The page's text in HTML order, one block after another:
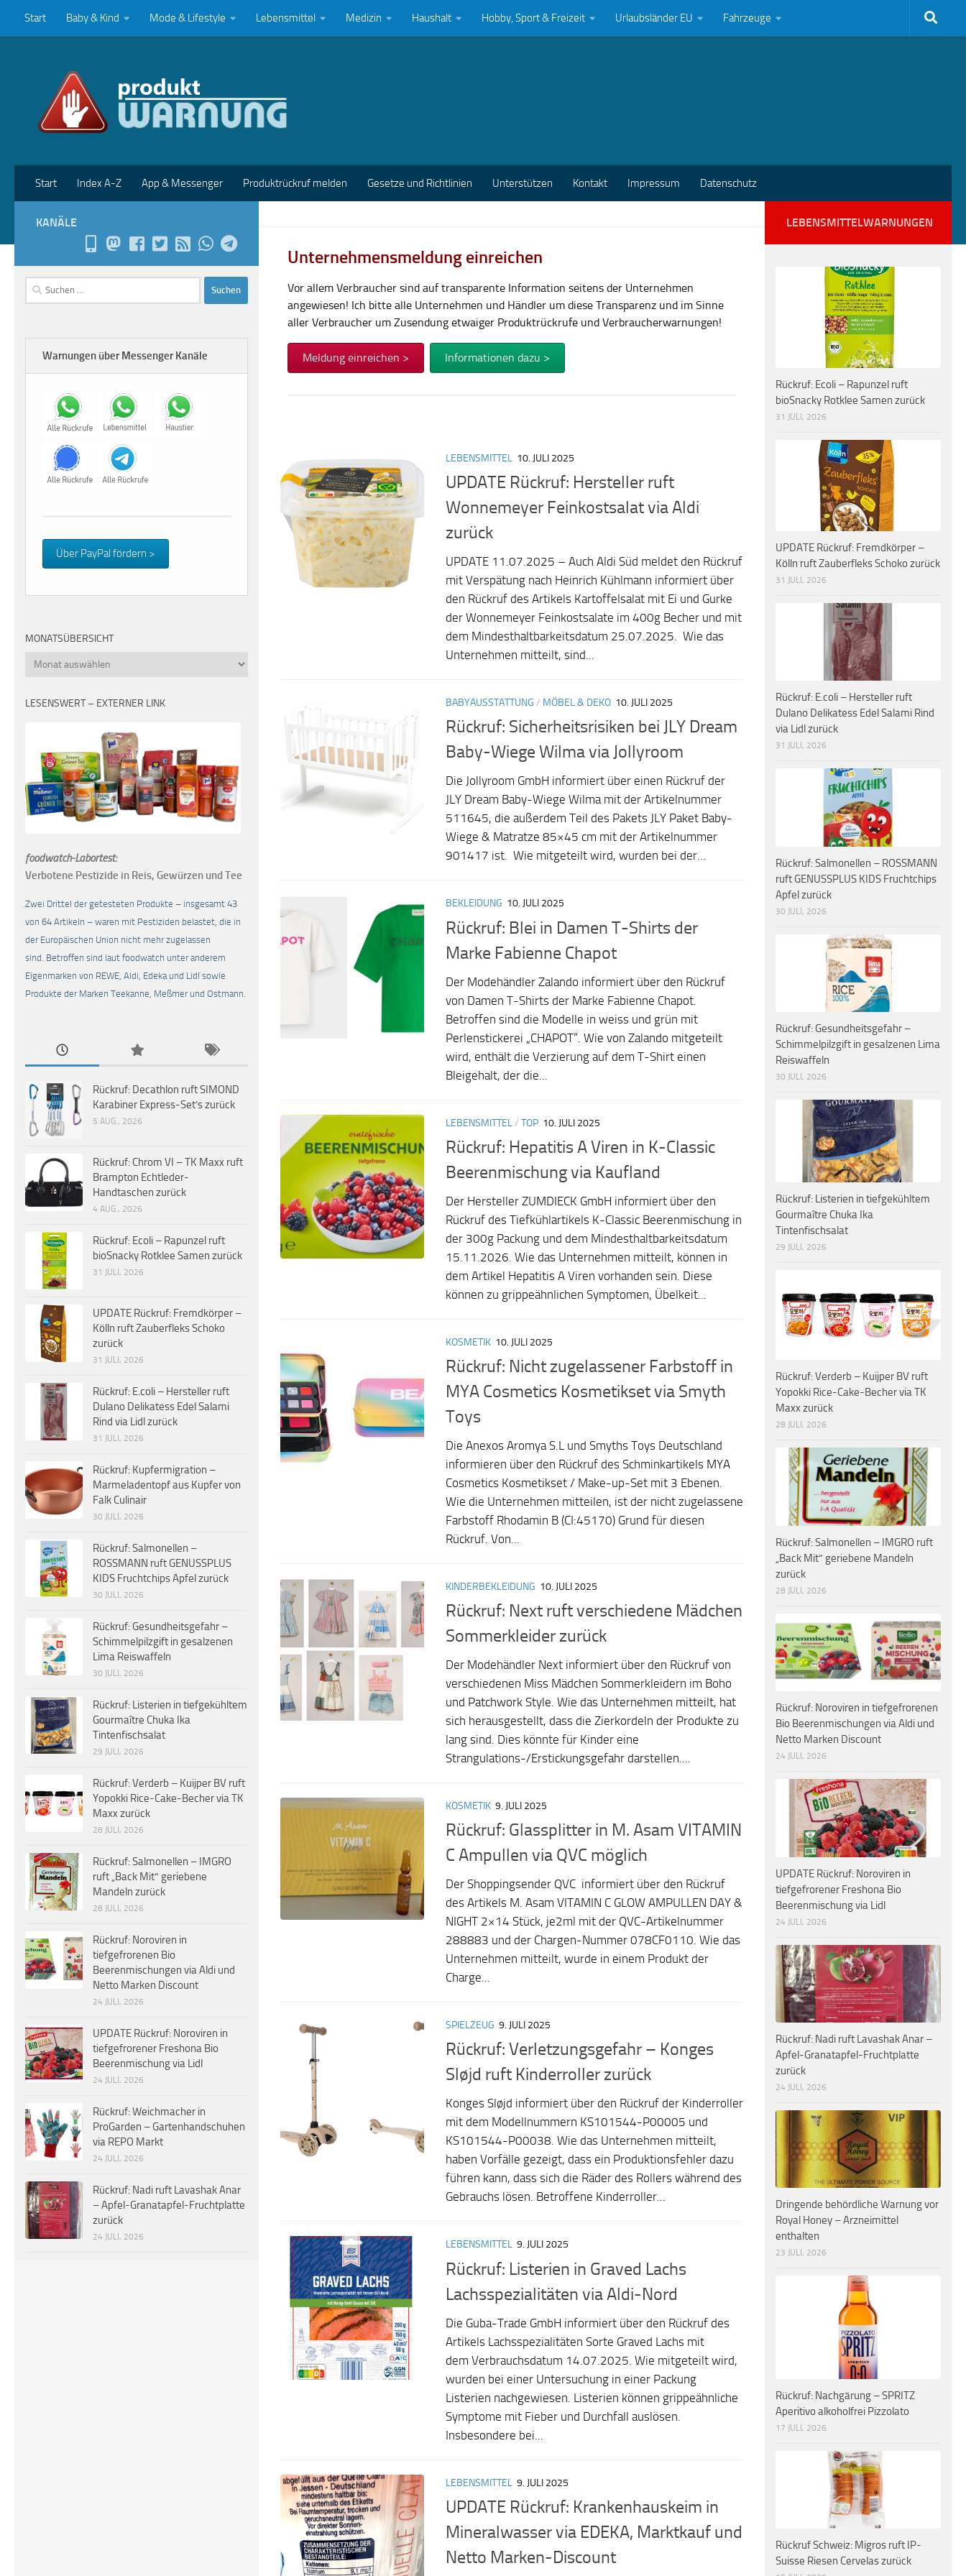
Zum Inhalt springen
Start Baby & Kind Mode & Lifestyle Lebensmittel Medizin Haushalt Hobby, Sport & Freizeit Urlaubsländer EU Fahrzeuge
Start Index A-Z App & Messenger Produktrückruf melden Gesetze und Richtlinien Unterstützen Kontakt Impressum Datenschutz
Unternehmensmeldung einreichen
Vor allem Verbraucher sind auf transparente Information seitens der Unternehmen
angewiesen! Ich bitte alle Unternehmen und Händler um diese Transparenz und im Sinne
aller Verbraucher um Zusendung etwaiger Produktrückrufe und Verbraucherwarnungen!
Meldung einreichen > Informationen dazu >
LEBENSMITTEL 10. JULI 2025
UPDATE Rückruf: Hersteller ruft
Wonnemeyer Feinkostsalat via Aldi
zurück
UPDATE 11.07.2025 – Auch Aldi Süd meldet den Rückruf
mit Verspätung nach Heinrich Kühlmann informiert über
den Rückruf des Artikels Kartoffelsalat mit Ei und Gurke
der Wonnemeyer Feinkostsalate im 400g Becher und mit
dem Mindesthaltbarkeitsdatum 25.07.2025. Wie das
Unternehmen mitteilt, sind...
BABYAUSSTATTUNG / MÖBEL & DEKO 10. JULI 2025
Rückruf: Sicherheitsrisiken bei JLY Dream
Baby-Wiege Wilma via Jollyroom
Die Jollyroom GmbH informiert über einen Rückruf der
JLY Dream Baby-Wiege Wilma mit der Artikelnummer
511645, die außerdem Teil des Pakets JLY Paket Baby-
Wiege & Matratze 85×45 cm mit der Artikelnummer
901417 ist. Wie mitgeteilt wird, wurden bei der...
BEKLEIDUNG 10. JULI 2025
Rückruf: Blei in Damen T-Shirts der
Marke Fabienne Chapot
Der Modehändler Zalando informiert über den Rückruf
von Damen T-Shirts der Marke Fabienne Chapot.
Betroffen sind die Modelle in weiss und grün mit
Perlenstickerei „CHAPOT“. Wie von Zalando mitgeteilt
wird, enthält die Verzierung auf dem T-Shirt einen
Bleigehalt, der die...
LEBENSMITTEL/ TOP 10. JULI 2025
Rückruf: Hepatitis A Viren in K-Classic
Beerenmischung via Kaufland
Der Hersteller ZUMDIECK GmbH informiert über den
Rückruf des Tiefkühlartikels K-Classic Beerenmischung in
der 300g Packung und dem Mindesthaltbarkeitsdatum
15.11.2026. Wie das Unternehmen mitteilt, können in
dem Artikel Hepatitis A Viren vorhanden sein. Diese
können zu grippeähnlichen Symptomen, Übelkeit...
KOSMETIK 10. JULI 2025
Rückruf: Nicht zugelassener Farbstoff in
MYA Cosmetics Kosmetikset via Smyth
Toys
Die Anexos Aromya S.L und Smyths Toys Deutschland
informieren über den Rückruf des Schminkartikels MYA
Cosmetics Kosmetikset / Make-up-Set mit 3 Ebenen.
Wie die Unternehmen mitteilen, ist der nicht zugelassene
Farbstoff Rhodamin B (CI:45170) Grund für diesen
Rückruf. Von...
KINDERBEKLEIDUNG 10. JULI 2025
Rückruf: Next ruft verschiedene Mädchen
Sommerkleider zurück
Der Modehändler Next informiert über den Rückruf von
verschiedenen Miss Mädchen Sommerkleidern im Boho
und Patchwork Style. Wie das Unternehmen mitteilt, hat
sich herausgestellt, dass die Zierkordeln der Produkte zu
lang sind. Dies könnte für Kinder eine
Strangulations-/Erstickungsgefahr darstellen....
KOSMETIK 9. JULI 2025
Rückruf: Glassplitter in M. Asam VITAMIN
C Ampullen via QVC möglich
Der Shoppingsender QVC informiert über den Rückruf
des Artikels M. Asam VITAMIN C GLOW AMPULLEN DAY &
NIGHT 2×14 Stück, je2ml mit der QVC-Artikelnummer
288883 und der Chargen-Nummer 078CF0110. Wie das
Unternehmen mitteilt, wurde in einem Produkt der
Charge...
SPIELZEUG 9. JULI 2025
Rückruf: Verletzungsgefahr – Konges
Sløjd ruft Kinderroller zurück
Konges Sløjd informiert über den Rückruf der Kinderroller
mit dem Modellnummern KS101544-P00005 und
KS101544-P00038. Wie das Unternehmen mitteilt,
haben Vorfälle gezeigt, dass ein Produktionsfehler dazu
führen kann, dass sich die Räder des Rollers während des
Gebrauchs lösen. Betroffene Kinderroller...
LEBENSMITTEL 9. JULI 2025
Rückruf: Listerien in Graved Lachs
Lachsspezialitäten via Aldi-Nord
Die Guba-Trade GmbH informiert über den Rückruf des
Artikels Lachsspezialitäten Sorte Graved Lachs mit
dem Verbrauchsdatum 14.07.2025. Wie mitgeteilt wird,
wurden bei einer Untersuchung in einer Packung
Listerien nachgewiesen. Listerien können grippeähnliche
Symptome mit Fieber und Durchfall auslösen.
Insbesondere bei...
LEBENSMITTEL 9. JULI 2025
UPDATE Rückruf: Krankenhauskeim in
Mineralwasser via EDEKA, Marktkauf und
Netto Marken-Discount
KANÄLE
Suchen
nach:
Warnungen über Messenger Kanäle
Über PayPal fördern >
MONATSÜBERSICHT
Monatsübersicht
LESENSWERT – EXTERNER LINK
foodwatch-Labortest:
Verbotene Pestizide in Reis, Gewürzen und Tee
Zwei Drittel der getesteten Produkte – insgesamt 43
von 64 Artikeln – waren mit Pestiziden belastet, die in
der Europäischen Union nicht mehr zugelassen
sind. Betroffen sind laut foodwatch unter anderem
Eigenmarken von REWE, Aldi, Edeka und Lidl sowie
Produkte der Marken Teekanne, Meßmer und Ostmann.
Rückruf: Decathlon ruft SIMOND
Karabiner Express-Set’s zurück
5 AUG., 2026
Rückruf: Chrom VI – TK Maxx ruft
Brampton Echtleder-
Handtaschen zurück
4 AUG., 2026
Rückruf: Ecoli – Rapunzel ruft
bioSnacky Rotklee Samen zurück
31 JULI, 2026
UPDATE Rückruf: Fremdkörper –
Kölln ruft Zauberfleks Schoko
zurück
31 JULI, 2026
Rückruf: E.coli – Hersteller ruft
Dulano Delikatess Edel Salami
Rind via Lidl zurück
31 JULI, 2026
Rückruf: Kupfermigration –
Marmeladentopf aus Kupfer von
Falk Culinair
30 JULI, 2026
Rückruf: Salmonellen –
ROSSMANN ruft GENUSSPLUS
KIDS Fruchtchips Apfel zurück
30 JULI, 2026
Rückruf: Gesundheitsgefahr –
Schimmelpilzgift in gesalzenen
Lima Reiswaffeln
30 JULI, 2026
Rückruf: Listerien in tiefgekühltem
Gourmaître Chuka Ika
Tintenfischsalat
29 JULI, 2026
Rückruf: Verderb – Kuijper BV ruft
Yopokki Rice-Cake-Becher via TK
Maxx zurück
28 JULI, 2026
Rückruf: Salmonellen – IMGRO
ruft „Back Mit“ geriebene
Mandeln zurück
28 JULI, 2026
Rückruf: Noroviren in
tiefgefrorenen Bio
Beerenmischungen via Aldi und
Netto Marken Discount
24 JULI, 2026
UPDATE Rückruf: Noroviren in
tiefgefrorener Freshona Bio
Beerenmischung via Lidl
24 JULI, 2026
Rückruf: Weichmacher in
ProGarden – Gartenhandschuhen
via REPO Markt
24 JULI, 2026
Rückruf: Nadi ruft Lavashak Anar
– Apfel-Granatapfel-Fruchtplatte
zurück
24 JULI, 2026
LEBENSMITTELWARNUNGEN
Rückruf: Ecoli – Rapunzel ruft
bioSnacky Rotklee Samen zurück
31 JULI, 2026
UPDATE Rückruf: Fremdkörper –
Kölln ruft Zauberfleks Schoko zurück
31 JULI, 2026
Rückruf: E.coli – Hersteller ruft
Dulano Delikatess Edel Salami Rind
via Lidl zurück
31 JULI, 2026
Rückruf: Salmonellen – ROSSMANN
ruft GENUSSPLUS KIDS Fruchtchips
Apfel zurück
30 JULI, 2026
Rückruf: Gesundheitsgefahr –
Schimmelpilzgift in gesalzenen Lima
Reiswaffeln
30 JULI, 2026
Rückruf: Listerien in tiefgekühltem
Gourmaître Chuka Ika
Tintenfischsalat
29 JULI, 2026
Rückruf: Verderb – Kuijper BV ruft
Yopokki Rice-Cake-Becher via TK
Maxx zurück
28 JULI, 2026
Rückruf: Salmonellen – IMGRO ruft
„Back Mit“ geriebene Mandeln
zurück
28 JULI, 2026
Rückruf: Noroviren in tiefgefrorenen
Bio Beerenmischungen via Aldi und
Netto Marken Discount
24 JULI, 2026
UPDATE Rückruf: Noroviren in
tiefgefrorener Freshona Bio
Beerenmischung via Lidl
24 JULI, 2026
Rückruf: Nadi ruft Lavashak Anar –
Apfel-Granatapfel-Fruchtplatte
zurück
24 JULI, 2026
Dringende behördliche Warnung vor
Royal Honey – Arzneimittel
enthalten
23 JULI, 2026
Rückruf: Nachgärung – SPRITZ
Aperitivo alkoholfrei Pizzolato
17 JULI, 2026
Rückruf Schweiz: Migros ruft IP-
Suisse Riesen Cervelas zurück